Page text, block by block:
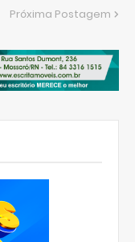
Próxima Postagem